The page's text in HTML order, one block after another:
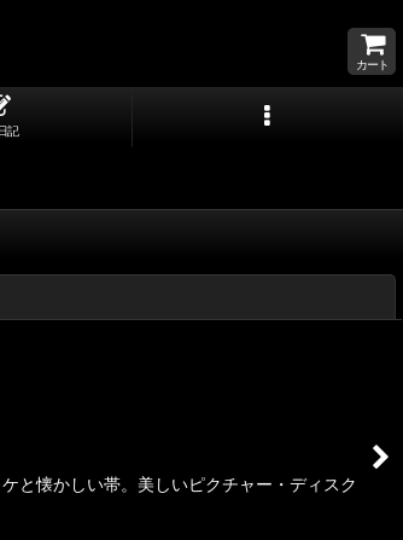
カート
記
と懐かしい帯。美しいピクチャー・ディスク